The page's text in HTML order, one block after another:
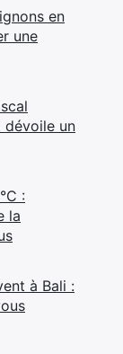
en
une
dévoile un
:
la
à Bali :